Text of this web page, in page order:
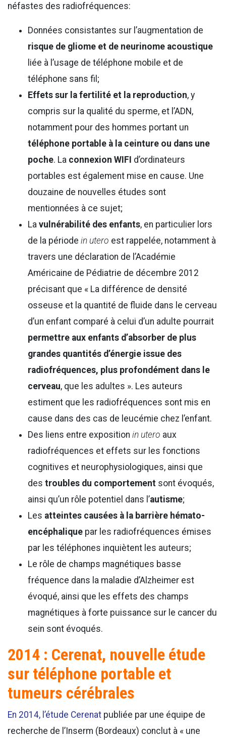
néfastes des radiofréquences:
Données consistantes sur l’augmentation de
risque de gliome et de neurinome acoustique
liée à l’usage de téléphone mobile et de
téléphone sans fil;
Effets sur la fertilité et la reproduction, y
compris sur la qualité du sperme, et l’ADN,
notamment pour des hommes portant un
téléphone portable à la ceinture ou dans une
poche. La connexion WIFI d’ordinateurs
portables est également mise en cause. Une
douzaine de nouvelles études sont
mentionnées à ce sujet;
La vulnérabilité des enfants, en particulier lors
de la période in utero est rappelée, notamment à
travers une déclaration de l’Académie
Américaine de Pédiatrie de décembre 2012
précisant que « La différence de densité
osseuse et la quantité de fluide dans le cerveau
d’un enfant comparé à celui d’un adulte pourrait
permettre aux enfants d’absorber de plus
grandes quantités d’énergie issue des
radiofréquences, plus profondément dans le
cerveau, que les adultes ». Les auteurs
estiment que les radiofréquences sont mis en
cause dans des cas de leucémie chez l’enfant.
Des liens entre exposition in utero aux
radiofréquences et effets sur les fonctions
cognitives et neurophysiologiques, ainsi que
des troubles du comportement sont évoqués,
ainsi qu’un rôle potentiel dans l’autisme;
Les atteintes causées à la barrière hémato-
encéphalique par les radiofréquences émises
par les téléphones inquiètent les auteurs;
Le rôle de champs magnétiques basse
fréquence dans la maladie d’Alzheimer est
évoqué, ainsi que les effets des champs
magnétiques à forte puissance sur le cancer du
sein sont évoqués.
2014 : Cerenat, nouvelle étude
sur téléphone portable et
tumeurs cérébrales
En 2014, l’étude Cerenat publiée par une équipe de
recherche de l’Inserm (Bordeaux) conclut à « une